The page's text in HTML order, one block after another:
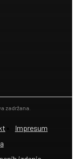
zadržana.
Impresum